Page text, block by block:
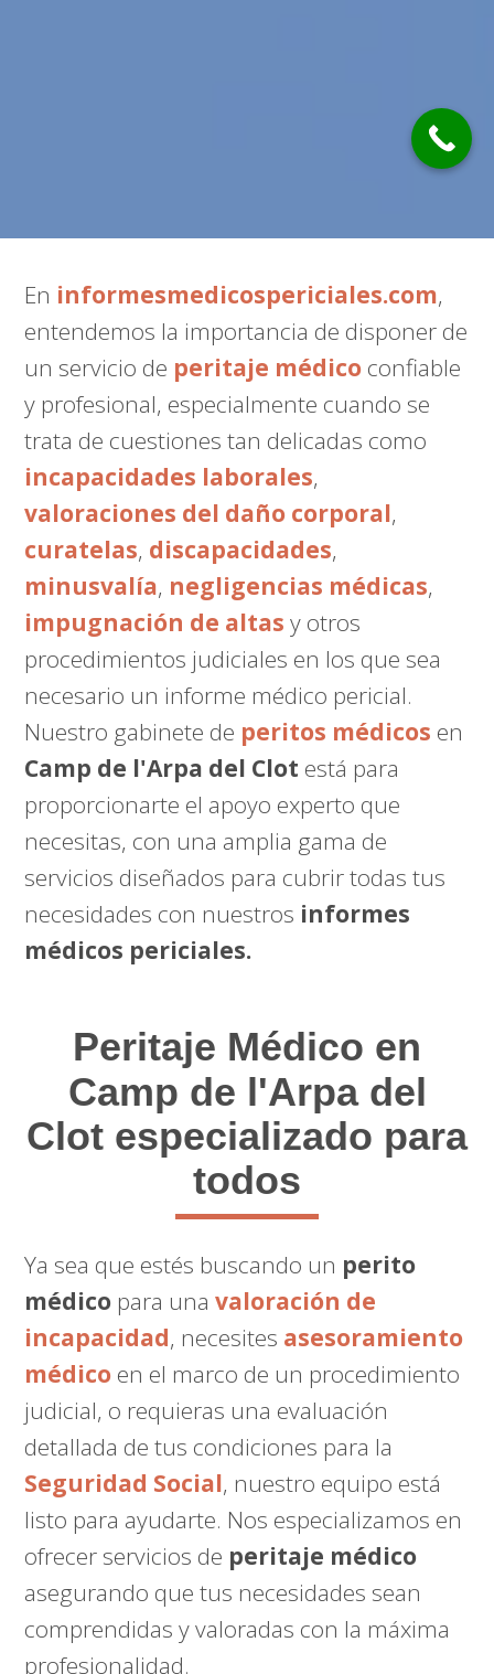
En informesmedicospericiales.com,
entendemos la importancia de disponer de
un servicio de peritaje médico confiable
y profesional, especialmente cuando se
trata de cuestiones tan delicadas como
incapacidades laborales,
valoraciones del daño corporal,
curatelas, discapacidades,
minusvalía, negligencias médicas,
impugnación de altas y otros
procedimientos judiciales en los que sea
necesario un informe médico pericial.
Nuestro gabinete de peritos médicos en
Camp de l'Arpa del Clot está para
proporcionarte el apoyo experto que
necesitas, con una amplia gama de
servicios diseñados para cubrir todas tus
necesidades con nuestros informes
médicos periciales.
Peritaje Médico en
Camp de l'Arpa del
Clot especializado para
todos
Ya sea que estés buscando un perito
médico para unavaloración de
incapacidad, necesites asesoramiento
médico en el marco de un procedimiento
judicial, o requieras una evaluación
detallada de tus condiciones para la
Seguridad Social, nuestro equipo está
listo para ayudarte. Nos especializamos en
ofrecer servicios de peritaje médico
asegurando que tus necesidades sean
comprendidas y valoradas con la máxima
profesionalidad.